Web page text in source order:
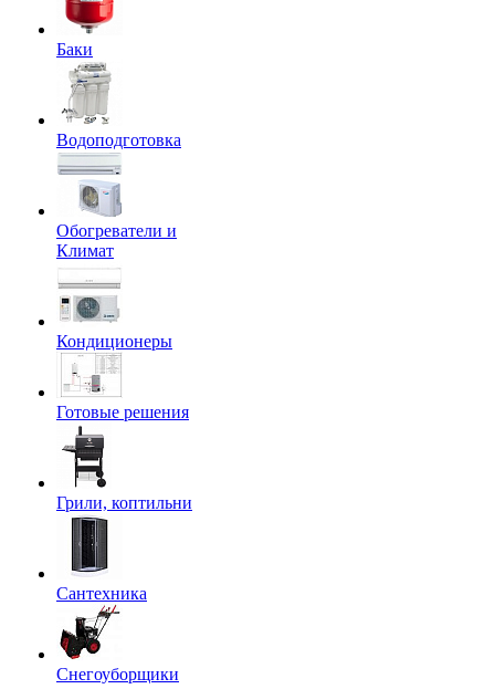
Баки
Водоподготовка
Обогреватели и
Климат
Кондиционеры
Готовые решения
Грили, коптильни
Сантехника
Снегоуборщики